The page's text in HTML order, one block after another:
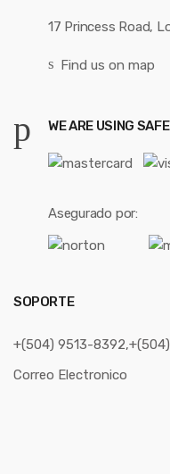
17 Princess Road,
Find us on map
WE ARE USING
Asegurado por:
SOPORTE
+(504) 9513-
Correo Electronico